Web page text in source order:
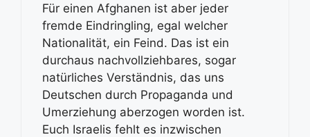
Für einen Afghanen ist aber jeder
fremde Eindringling, egal welcher
Nationalität, ein Feind. Das ist ein
durchaus nachvollziehbares, sogar
natürliches Verständnis, das uns
Deutschen durch Propaganda und
Umerziehung aberzogen worden ist.
Euch Israelis fehlt es inzwischen